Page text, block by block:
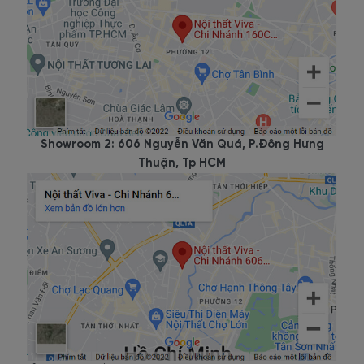
Giường Ngủ Đẹp Hiện Đại Gỗ MDF Melamine Màu Xám
Vân Gỗ Giá Rẻ Từ 2.500.000 VNĐ.
4.2. Mẫugiường ngủ gỗ
sồi1m8x2m có ngăn kéo
Có thiết kế tương tự với mẫugiường ngủ
gỗ MDF dán
ngăn kéo nhưng mẫu giường gỗ sồi 1m8x2m được nhận xét
là có vẻ ngoài bắt mắt, sang trọng hơn. Hiện này, giường
ngủ gỗ sồi cũng có rất nhiều kiểu dáng từ truyền thống,
hiện đại đến các mẫu không chân độc đáo.
Giường Giấu Chân Không Đầu Gỗ Sồi Tự Nhiên Cao Cấp Hiện
Được gia công từ gỗ sồi Nga nhập khẩu chính gốc 100%,
các mẫu giường gỗ sồi 1m8x2m từ Nội thất Viva có độ bền
lên đến 20 - 30 năm và được bảo hành đến 2 năm.
Giường ngủ
gỗ sồi 1m8x2m được Viva phủ một lớp sơn cao
cấp màu cánh gián nên rất phù hợp với căn phòng theo
Showroom 2: 606 Nguyễn Văn Quá, P.Đông Hưng
Thuận, Tp HCM